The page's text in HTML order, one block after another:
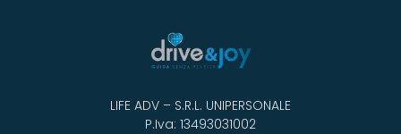
LIFE ADV – S.R.L. UNIPERSONALE
P.Iva: 13493031002